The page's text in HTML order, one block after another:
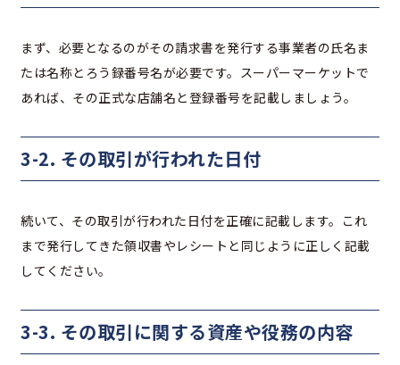
まず、必要となるのがその請求書を発行する事業者の氏名ま
たは名称とろう録番号名が必要です。スーパーマーケットで
あれば、その正式な店舗名と登録番号を記載しましょう。
3-2. その取引が行われた日付
続いて、その取引が行われた日付を正確に記載します。これ
まで発行してきた領収書やレシートと同じように正しく記載
してください。
3-3. その取引に関する資産や役務の内容